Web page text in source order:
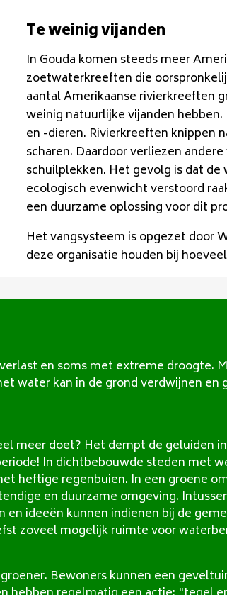
Te weinig vijanden
In Gouda komen steeds meer
zoetwaterkreeften die
aantal Amerikaanse rivierkreeften
weinig natuurlijke vijanden
en -dieren. Rivierkreeften knippen
scharen. Daardoor verliezen
schuilplekken. Het gevolg is dat
ecologisch evenwicht verstoord
een duurzame oplossing voor dit
Het vangsysteem is opgezet door
deze organisatie houden bij
en soms met extreme droogte.
water kan in de grond verdwijnen
meer doet? Het dempt de geluiden
In dichtbebouwde steden met
heftige regenbuien. In een groene
en duurzame omgeving.
ideeën kunnen indienen bij de
zoveel mogelijk ruimte voor
Bewoners kunnen een